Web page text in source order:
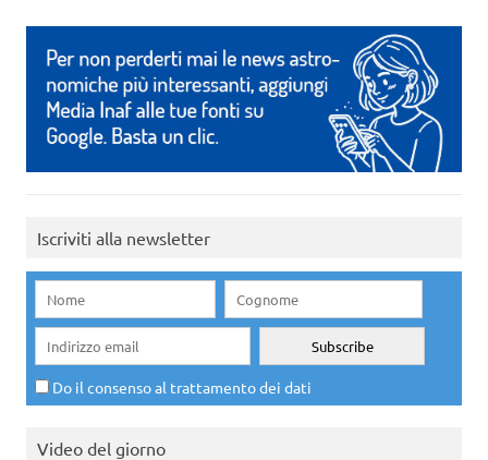
Iscriviti alla newsletter
Do il consenso al trattamento dei dati
Video del giorno